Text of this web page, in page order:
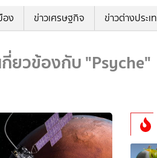
อง ข่าวเศรษฐกิจ ข่าวต่างประเ
กี่ยวข้องกับ "Psyche"